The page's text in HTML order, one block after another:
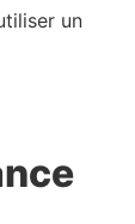
un